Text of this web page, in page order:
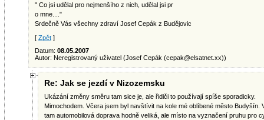
" Co jsi udělal pro nejmenšího z nich, udělal jsi pr
o mne...."
Srdečně Vás všechny zdraví Josef Cepák z Budějovic
[ Zpět ]
Datum: 08.05.2007
Autor: Neregistrovaný uživatel (Josef Cepák (cepak@elsatnet.xx))
Re: Jak se jezdí v Nizozemsku
Ukázání změny směru tam sice je, ale řidiči to používají spíše sporadicky.
Mimochodem. Včera jsem byl navštívit na kole mé oblíbené město
tam automobilová doprava hodně veliká, ale místo na vyznačení pruhu pro